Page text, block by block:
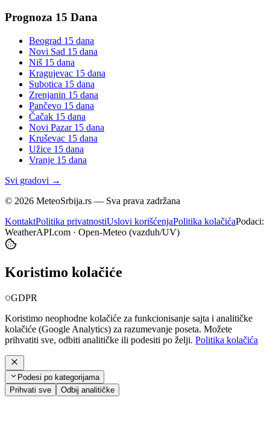
Prognoza 15 Dana
Beograd 15 dana
Novi Sad 15 dana
Niš 15 dana
Kragujevac 15 dana
Subotica 15 dana
Zrenjanin 15 dana
Pančevo 15 dana
Čačak 15 dana
Novi Pazar15 dana
Kruševac 15 dana
Užice 15 dana
Vranje 15 dana
Svi gradovi →
© 2026 MeteoSrbija.rs — Sva prava zadržana
KontaktPolitika privatnostiUslovi korišćenjaPolitika kolačićaPodaci:
WeatherAPI.com · Open-Meteo (vazduh/UV)
Koristimo kolačiće
GDPR
Koristimo neophodne kolačiće za funkcionisanje sajta i analitičke
kolačiće (Google Analytics) za razumevanje poseta. Možete
prihvatiti sve, odbiti analitičke ili podesiti po želji. Politika kolačića
Podesi po kategorijama
Prihvati sve
Odbij analitičke